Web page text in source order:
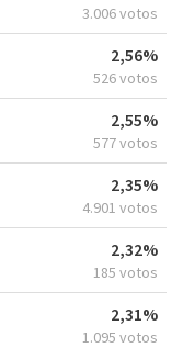
3.006 votos
2,56%
526 votos
2,55%
577 votos
2,35%
4.901 votos
2,32%
185 votos
2,31%
1.095 votos